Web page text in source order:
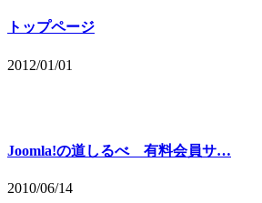
トップページ
2012/01/01
Joomla!の道しるべ 有料会員サ…
2010/06/14